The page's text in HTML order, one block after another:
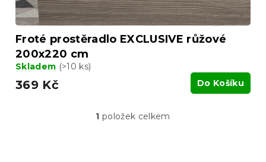
ů
Froté prostěradlo EXCLUSIVE růžové
200x220 cm
Skladem (>10 ks)
369 Kč Do Košíku
O
1 položek celkem